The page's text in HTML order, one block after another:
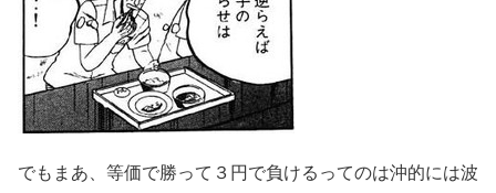
でもまあ、等価で勝って３円で負けるってのは沖的には波